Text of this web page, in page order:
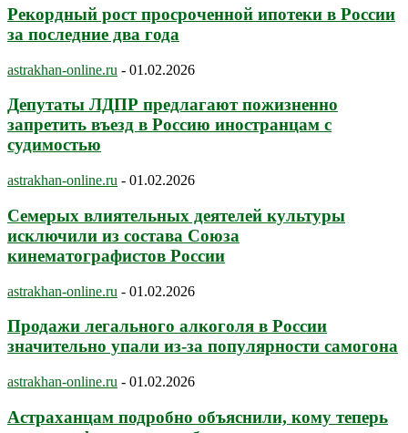
Рекордный рост просроченной ипотеки в России
за последние два года
astrakhan-online.ru - 01.02.2026
Депутаты ЛДПР предлагают пожизненно
запретить въезд в Россию иностранцам с
судимостью
astrakhan-online.ru - 01.02.2026
Семерых влиятельных деятелей культуры
исключили из состава Союза
кинематографистов России
astrakhan-online.ru - 01.02.2026
Продажи легального алкоголя в России
значительно упали из-за популярности самогона
astrakhan-online.ru - 01.02.2026
Астраханцам подробно объяснили, кому теперь